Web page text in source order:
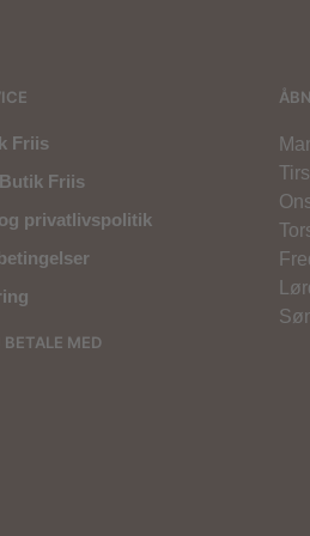
Friis
Friis
privatlivspolitik
BETALE MED